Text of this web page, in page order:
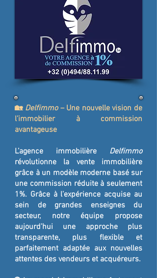
🏡 Delfimmo– Une nouvelle vision de
l’immobilier à commission
avantageuse
L’agence immobilière Delfimmo
révolutionne la vente immobilière
grâce à un modèle moderne basé sur
une commission réduite à seulement
1%. Grâce à l’expérience acquise au
sein de grandes enseignes du
secteur, notre équipe propose
aujourd’hui une approche plus
transparente, plus flexible et
parfaitement adaptée aux nouvelles
attentes des vendeurs et acquéreurs.